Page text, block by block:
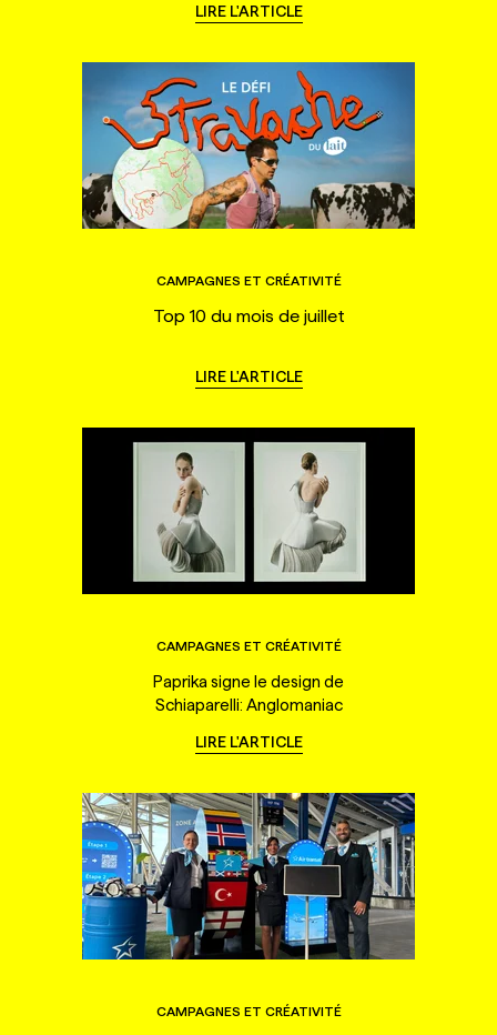
LIRE L'ARTICLE
CAMPAGNES ET CRÉATIVITÉ
Top 10 du mois de juillet
LIRE L'ARTICLE
CAMPAGNES ET CRÉATIVITÉ
Paprika signe le design de
Schiaparelli: Anglomaniac
LIRE L'ARTICLE
CAMPAGNES ET CRÉATIVITÉ